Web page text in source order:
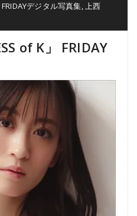
FRIDAYデジタル写真集,上西
of K」 FRIDAY